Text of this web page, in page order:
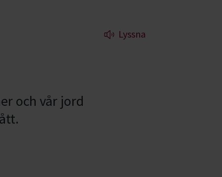
Lyssna
och vår jord